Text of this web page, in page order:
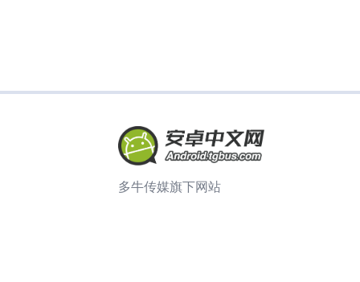
多牛传媒旗下网站